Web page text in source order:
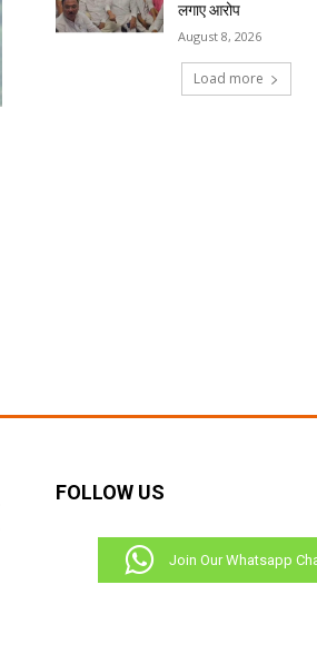
लगाए आरोप
August 8, 2026
Load more
FOLLOW US
Join Our Whatsapp